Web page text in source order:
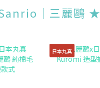
｜三麗鷗 ★
日本丸真